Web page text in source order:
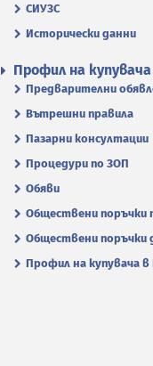
СИУЗС
Исторически данни
Профил на купувача
Предварителни
Вътрешни правила
Пазарни консултации
Процедури по ЗОП
Обяви
Обществени поръчки
Обществени поръчки
Профил на купувача